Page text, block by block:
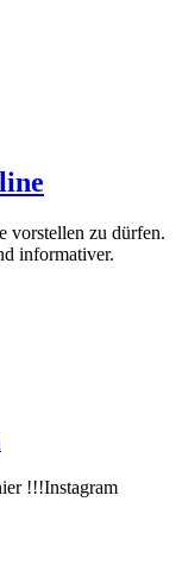
vorstellen zu dürfen.
informativer.
!!!Instagram